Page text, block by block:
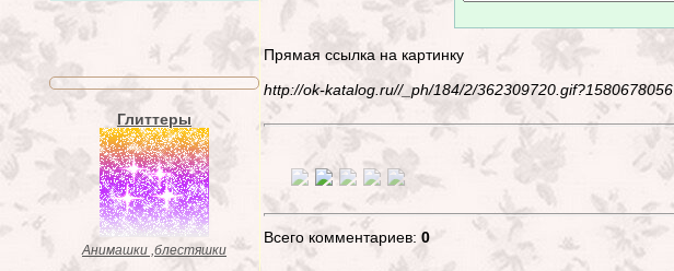
Глиттеры
Анимашки ,блестяшки
Прямая ссылка на картинку
http://ok-katalog.ru//_ph/184/2/362309720.gif?1580678056
Всего комментариев: 0